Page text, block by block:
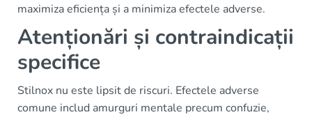
maximiza eficiența și a minimiza efectele adverse.
Atenționări și contraindicații
specifice
Stilnox nu este lipsit de riscuri. Efectele adverse
comune includ amurguri mentale precum confuzie,